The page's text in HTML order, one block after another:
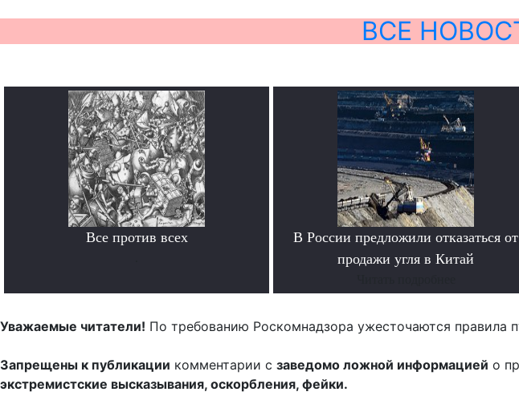
ВСЕ
Все против всех
В России предложили отказаться от
продажи угля в Китай
Уважаемые читатели! По требованию Роскомнадзора ужесточаются правила
Запрещены к публикации комментарии с заведомо ложной информацией о
экстремистские высказывания, оскорбления, фейки.